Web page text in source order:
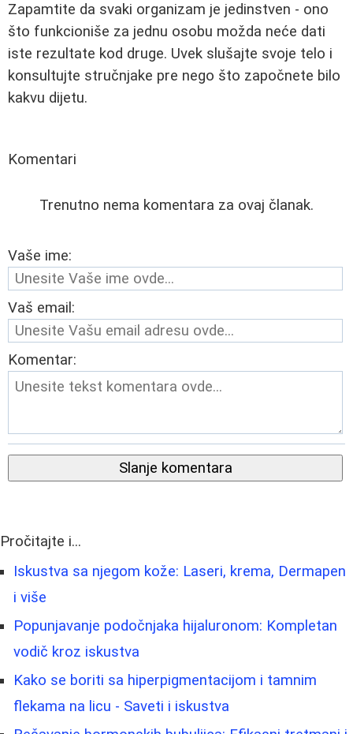
Zapamtite da svaki organizam je jedinstven - ono
što funkcioniše za jednu osobu možda neće dati
iste rezultate kod druge. Uvek slušajte svoje telo i
konsultujte stručnjake pre nego što započnete bilo
kakvu dijetu.
Komentari
Trenutno nema komentara za ovaj članak.
Vaše ime:
Vaš email:
Komentar:
Slanje komentara
Pročitajte i...
Iskustva sa njegom kože: Laseri, krema, Dermapen
i više
Popunjavanje podočnjaka hijaluronom: Kompletan
vodič kroz iskustva
Kako se boriti sa hiperpigmentacijom i tamnim
flekama na licu - Saveti i iskustva